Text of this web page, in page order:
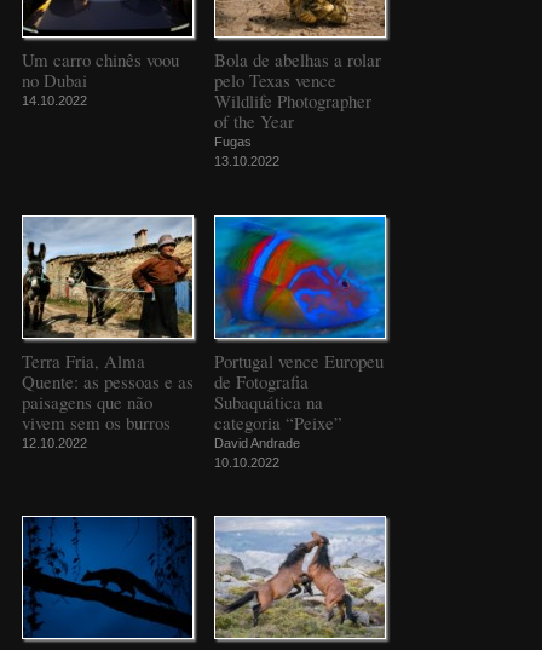
Um carro chinês voou
no Dubai
14.10.2022
Bola de abelhas a rolar
pelo Texas vence
Wildlife Photographer
of the Year
Fugas
13.10.2022
Terra Fria, Alma
Quente: as pessoas e as
paisagens que não
vivem sem os burros
12.10.2022
Portugal vence Europeu
de Fotografia
Subaquática na
categoria “Peixe”
David Andrade
10.10.2022